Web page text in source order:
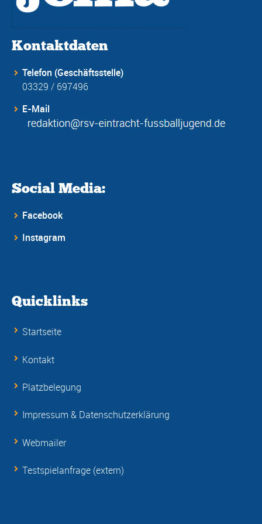
Kontaktdaten
Telefon (Geschäftsstelle)
03329 / 697496
E-Mail
Social Media:
Facebook
Instagram
Quicklinks
Startseite
Kontakt
Platzbelegung
Impressum & Datenschutzerklärung
Webmailer
Testspielanfrage (extern)